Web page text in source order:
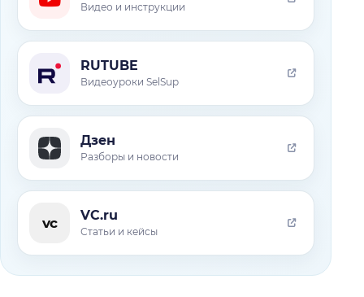
Видео и инструкции
RUTUBE
Видеоуроки SelSup
Дзен
Разборы и новости
vc VC.ru
Статьи и кейсы